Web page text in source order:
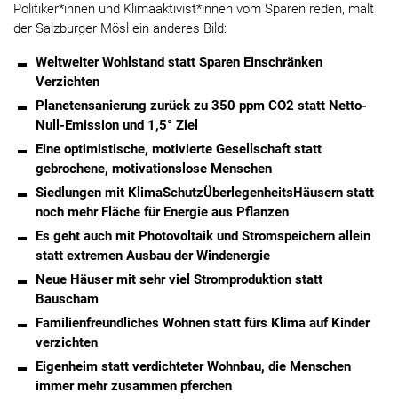
Politiker*innen und Klimaaktivist*innen vom Sparen reden, malt
der Salzburger Mösl ein anderes Bild:
Weltweiter Wohlstand statt Sparen Einschränken
Verzichten
Planetensanierung zurück zu 350 ppm CO2 statt Netto-
Null-Emission und 1,5° Ziel
Eine optimistische, motivierte Gesellschaft statt
gebrochene, motivationslose Menschen
Siedlungen mit KlimaSchutzÜberlegenheitsHäusern statt
noch mehr Fläche für Energie aus Pflanzen
Es geht auch mit Photovoltaik und Stromspeichern allein
statt extremen Ausbau der Windenergie
Neue Häuser mit sehr viel Stromproduktion statt
Bauscham
Familienfreundliches Wohnen statt fürs Klima auf Kinder
verzichten
Eigenheim statt verdichteter Wohnbau, die Menschen
immer mehr zusammen pferchen